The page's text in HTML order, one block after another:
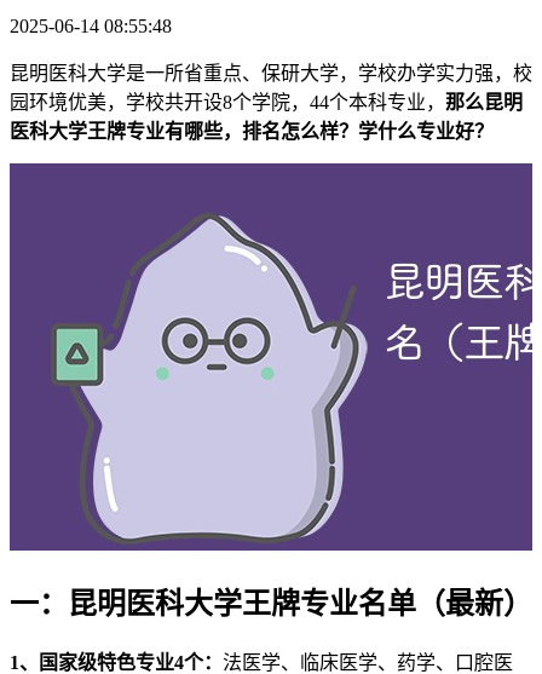
2025-06-14 08:55:48
昆明医科大学是一所省重点、保研大学，学校办学实力强，校
园环境优美，学校共开设8个学院，44个本科专业， 那么昆明
医科大学王牌专业有哪些，排名怎么样？学什么专业好？
一：昆明医科大学王牌专业名单（最新）
1、国家级特色专业4个： 法医学、临床医学、药学、口腔医